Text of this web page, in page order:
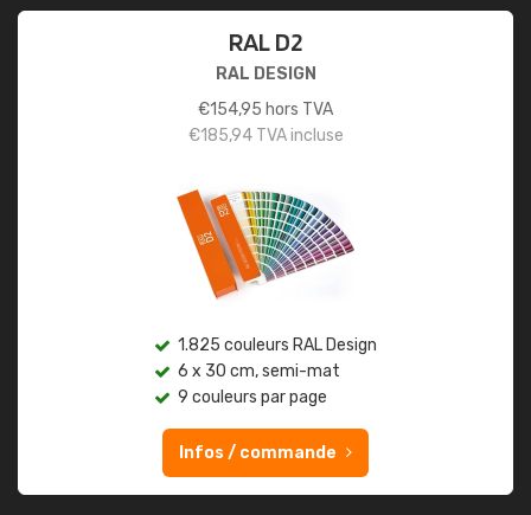
RAL D2
RAL DESIGN
€154,95 hors TVA
€185,94TVA incluse
1.825 couleurs RAL Design
6 x 30 cm, semi-mat
9 couleurs par page
Infos / commande